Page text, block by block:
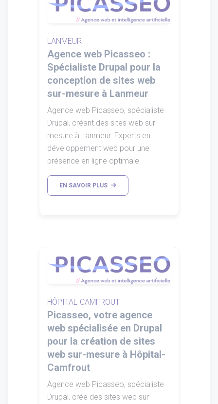
LANMEUR
Agence web Picasseo :
Spécialiste Drupal pour la
conception de sites web
sur-mesure à Lanmeur
Agence web Picasseo, spécialiste
Drupal, créant des sites web sur-
mesure à Lanmeur. Experts en
développement web pour une
présence en ligne optimale.
EN SAVOIR PLUS
HÔPITAL-CAMFROUT
Picasseo, votre agence
web spécialisée en Drupal
pour la création de sites
web sur-mesure à Hôpital-
Camfrout
Agence web Picasseo, spécialiste
Drupal, crée des sites web sur-